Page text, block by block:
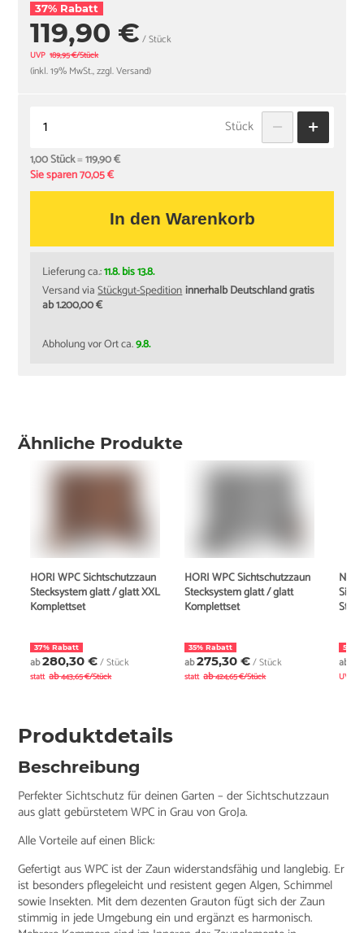
37% Rabatt
119,90 € / Stück
UVP 189,95 €/Stück
(inkl. 19% MwSt., zzgl. Versand)
Stück
1,00 Stück=119,90 €
Sie sparen 70,05 €
In den Warenkorb
Lieferung ca.:11.8. bis 13.8.
Versand viaStückgut-Speditioninnerhalb Deutschland gratis
ab 1.200,00 €
Abholung vor Ort ca.9.8.
Ähnliche Produkte
HORI WPC Sichtschutzzaun
Stecksystem glatt / glatt XXL
Komplettset
37% Rabatt
ab280,30 €/ Stück
statt ab443,65 €/Stück
HORI WPC Sichtschutzzaun
Stecksystem glatt / glatt
Komplettset
35% Rabatt
ab275,30 €/ Stück
statt ab424,65 €/Stück
5%
ab
UVP
Produktdetails
Beschreibung
Perfekter Sichtschutz für deinen Garten – der Sichtschutzzaun
aus glatt gebürstetem WPC in Grau von GroJa.
Alle Vorteile auf einen Blick:
Gefertigt aus WPC ist der Zaun widerstandsfähig und langlebig. Er
ist besonders pflegeleicht und resistent gegen Algen, Schimmel
sowie Insekten. Mit dem dezenten Grauton fügt sich der Zaun
stimmig in jede Umgebung ein und ergänzt es harmonisch.